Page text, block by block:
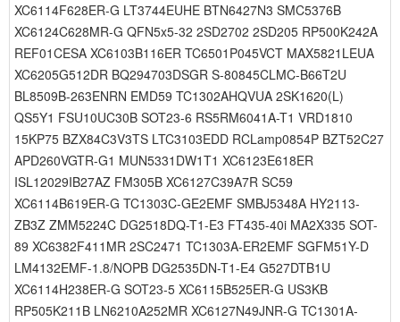
XC6114F628ER-G LT3744EUHE BTN6427N3 SMC5376B
XC6124C628MR-G QFN5x5-32 2SD2702 2SD205 RP500K242A
REF01CESA XC6103B116ER TC6501P045VCT MAX5821LEUA
XC6205G512DR BQ294703DSGR S-80845CLMC-B66T2U
BL8509B-263ENRN EMD59 TC1302AHQVUA 2SK1620(L)
QS5Y1 FSU10UC30B SOT23-6 RS5RM6041A-T1 VRD1810
15KP75 BZX84C3V3TS LTC3103EDD RCLamp0854P BZT52C27
APD260VGTR-G1 MUN5331DW1T1 XC6123E618ER
ISL12029IB27AZ FM305B XC6127C39A7R SC59
XC6114B619ER-G TC1303C-GE2EMF SMBJ5348A HY2113-
ZB3Z ZMM5224C DG2518DQ-T1-E3 FT435-40i MA2X335 SOT-
89 XC6382F411MR 2SC2471 TC1303A-ER2EMF SGFM51Y-D
LM4132EMF-1.8/NOPB DG2535DN-T1-E4 G527DTB1U
XC6114H238ER-G SOT23-5 XC6115B525ER-G US3KB
RP505K211B LN6210A252MR XC6127N49JNR-G TC1301A-